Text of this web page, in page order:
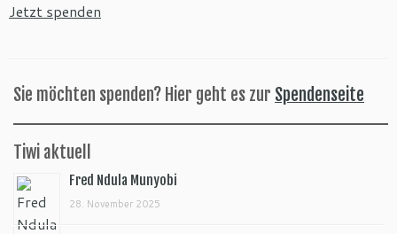
Jetzt spenden
Sie möchten spenden? Hier geht es zur Spendenseite
Tiwi aktuell
Fred Ndula Munyobi
28. November 2025